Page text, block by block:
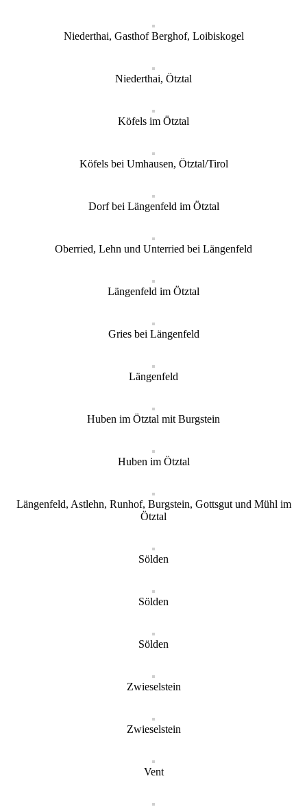
Niederthai, Gasthof Berghof, Loibiskogel
Niederthai, Ötztal
Köfels im Ötztal
Köfels bei Umhausen, Ötztal/Tirol
Dorf bei Längenfeld im Ötztal
Oberried, Lehn und Unterried bei Längenfeld
Längenfeld im Ötztal
Gries bei Längenfeld
Längenfeld
Huben im Ötztal mit Burgstein
Huben im Ötztal
Längenfeld, Astlehn, Runhof, Burgstein, Gottsgut und Mühl im
Ötztal
Sölden
Sölden
Sölden
Zwieselstein
Zwieselstein
Vent